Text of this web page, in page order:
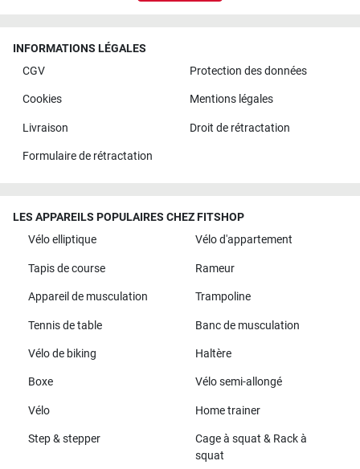
INFORMATIONS LÉGALES
CGV
Protection des données
Cookies Mentions légales
Livraison Droit de rétractation
Formulaire de rétractation
LES APPAREILS POPULAIRES CHEZ FITSHOP
Vélo elliptique
Vélo d'appartement
Tapis de course Rameur
Appareil de musculation Trampoline
Tennis de table Banc de musculation
Vélo de biking Haltère
Boxe Vélo semi-allongé
Vélo Home trainer
Step & stepper
Cage à squat & Rack à
squat